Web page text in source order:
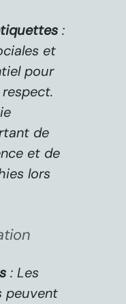
:
et
pour
de
et de
lors
: Les
peuvent